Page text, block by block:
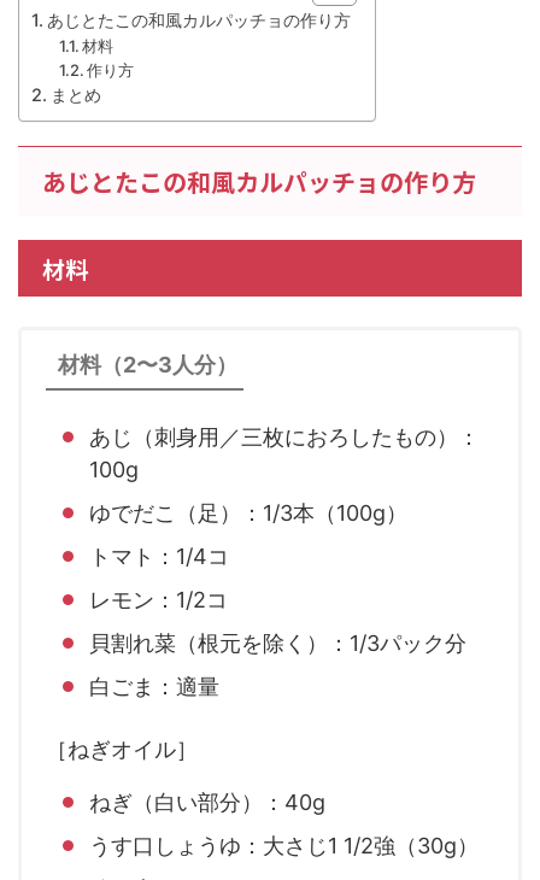
あじとたこの和風カルパッチョの作り方
材料
作り方
まとめ
あじとたこの和風カルパッチョの作り方
材料
材料（2〜3人分）
あじ（刺身用／三枚におろしたもの）：
100g
ゆでだこ（足）：1/3本（100g）
トマト：1/4コ
レモン：1/2コ
貝割れ菜（根元を除く）：1/3パック分
白ごま：適量
［ねぎオイル］
ねぎ（白い部分）：40g
うす口しょうゆ：大さじ1 1/2強（30g）